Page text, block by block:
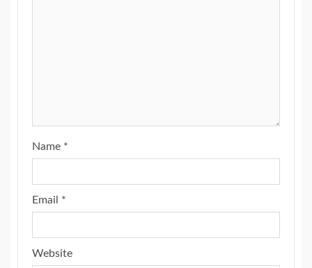
Name *
Email *
Website